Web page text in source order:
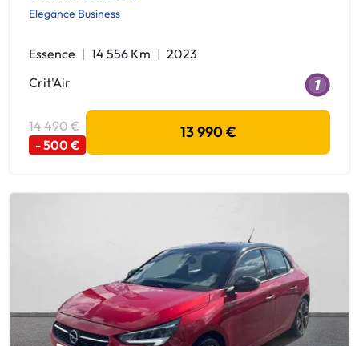
Elegance Business
Essence 14 556 Km
2023
Crit'Air
14 490 €
- 500 €
13 990 €